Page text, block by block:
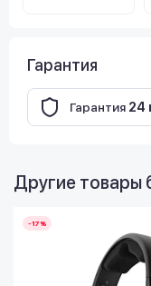
Гарантия
Гарантия 24
Другие товары
-17%